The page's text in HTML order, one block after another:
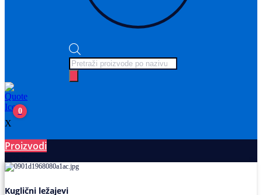
Products
search
0
X
Proizvodi
Kuglični ležajevi